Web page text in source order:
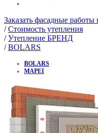
Заказать фасадные
/ Стоимость утепления
/ Утепление БРЕНД
/ BOLARS
BOLARS
MAPEI